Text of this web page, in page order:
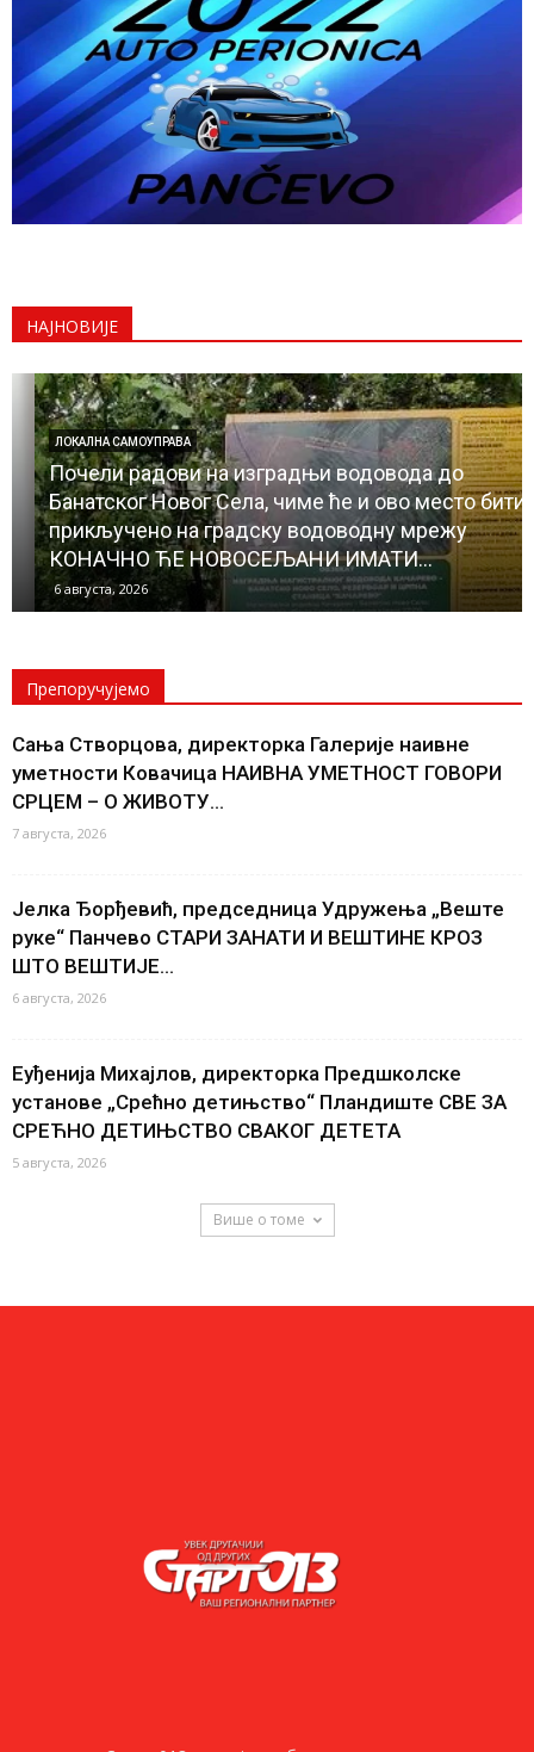
НАЈНОВИЈЕ
ЛОКАЛНА САМОУПРАВА
Почели радови на изградњи водовода до
Банатског Новог Села, чиме ће и ово место бити
прикључено на градску водоводну мрежу
КОНАЧНО ЋЕ НОВОСЕЉАНИ ИМАТИ...
6 августа, 2026
Препоручујемо
Сања Створцова, директорка Галерије наивне
уметности Ковачица НАИВНА УМЕТНОСТ ГОВОРИ
СРЦЕМ – О ЖИВОТУ...
7 августа, 2026
Јелка Ђорђевић, председница Удружења „Веште
руке“ Панчево СТАРИ ЗАНАТИ И ВЕШТИНЕ КРОЗ
ШТО ВЕШТИЈЕ...
6 августа, 2026
Еуђенија Михајлов, директорка Предшколске
установе „Срећно детињство“ Пландиште СВЕ ЗА
СРЕЋНО ДЕТИЊСТВО СВАКОГ ДЕТЕТА
5 августа, 2026
Више о томе